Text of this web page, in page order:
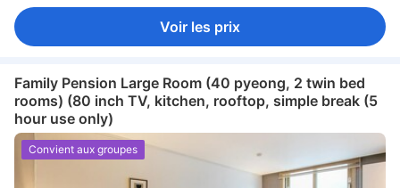
Voir les prix
Family Pension Large Room (40 pyeong, 2 twin bed
rooms) (80 inch TV, kitchen, rooftop, simple break (5
hour use only)
Convient aux groupes